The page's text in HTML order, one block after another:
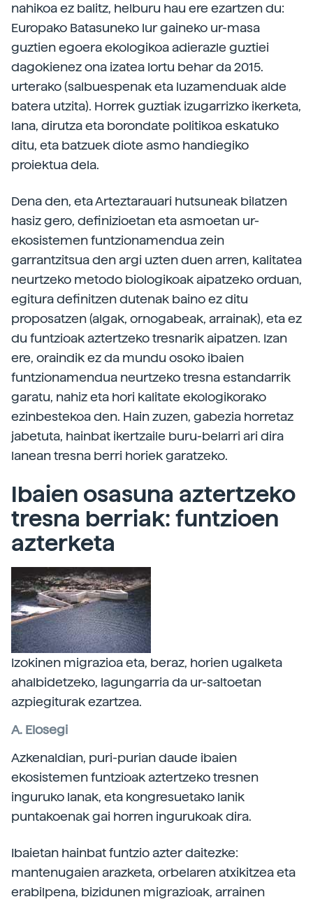
nahikoa ez balitz, helburu hau ere ezartzen du:
Europako Batasuneko lur gaineko ur-masa
guztien egoera ekologikoa adierazle guztiei
dagokienez ona izatea lortu behar da 2015.
urterako (salbuespenak eta luzamenduak alde
batera utzita). Horrek guztiak izugarrizko ikerketa,
lana, dirutza eta borondate politikoa eskatuko
ditu, eta batzuek diote asmo handiegiko
proiektua dela.
Dena den, eta Arteztarauari hutsuneak bilatzen
hasiz gero, definizioetan eta asmoetan ur-
ekosistemen funtzionamendua zein
garrantzitsua den argi uzten duen arren, kalitatea
neurtzeko metodo biologikoak aipatzeko orduan,
egitura definitzen dutenak baino ez ditu
proposatzen (algak, ornogabeak, arrainak), eta ez
du funtzioak aztertzeko tresnarik aipatzen. Izan
ere, oraindik ez da mundu osoko ibaien
funtzionamendua neurtzeko tresna estandarrik
garatu, nahiz eta hori kalitate ekologikorako
ezinbestekoa den. Hain zuzen, gabezia horretaz
jabetuta, hainbat ikertzaile buru-belarri ari dira
lanean tresna berri horiek garatzeko.
Ibaien osasuna aztertzeko
tresna berriak: funtzioen
azterketa
Izokinen migrazioa eta, beraz, horien ugalketa
ahalbidetzeko, lagungarria da ur-saltoetan
azpiegiturak ezartzea.
A. Elosegi
Azkenaldian, puri-purian daude ibaien
ekosistemen funtzioak aztertzeko tresnen
inguruko lanak, eta kongresuetako lanik
puntakoenak gai horren ingurukoak dira.
Ibaietan hainbat funtzio azter daitezke:
mantenugaien arazketa, orbelaren atxikitzea eta
erabilpena, bizidunen migrazioak, arrainen